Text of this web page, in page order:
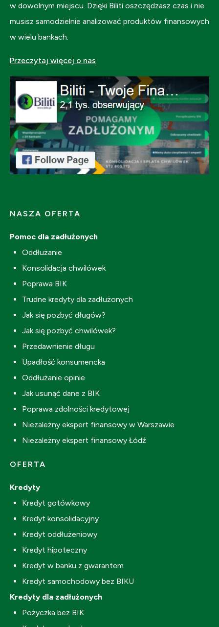
w dowolnym miejscu. Dzięki Biliti oszczędzasz czas i nie
musisz samodzielnie analizować produktów finansowych
w wielu bankach.
Przeczytaj więcej o nas
NASZA OFERTA
Pomoc dla zadłużonych
Oddłużanie
Konsolidacja chwilówek
Poprawa BIK
Trudne kredyty dla zadłużonych
Jak się pozbyć długów?
Jak się pozbyć chwilówek?
Przedawnienie długu
Upadłość konsumencka
Oddłużanie opinie
Jak usunąć dane z BIK
Poprawa zdolności kredytowej
Niezależny ekspert finansowy w Warszawie
Niezależny ekspert finansowy Łódź
OFERTA
Kredyty
Kredyt gotówkowy
Kredyt konsolidacyjny
Kredyt oddłużeniowy
Kredyt hipoteczny
Kredyt w banku z gwarantem
Kredyt samochodowy bez BIKU
Kredyty dla zadłużonych
Pożyczka bez BIK